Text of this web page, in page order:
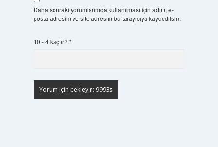
Daha sonraki yorumlarımda kullanılması için adım, e-
posta adresim ve site adresim bu tarayıcıya kaydedilsin.
10 - 4 kaçtır? *